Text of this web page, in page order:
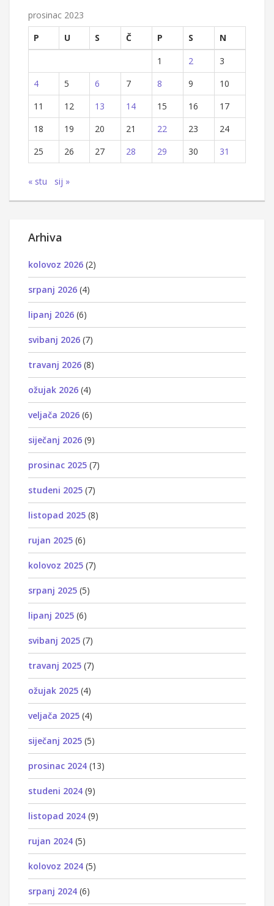
prosinac 2023
P
U S Č P S
N
1
2
3
4
5 6 7 8 9
10
11
12 13 14 15 16
17
18
19 20 21 22 23
24
25
26 27 28 29 30 31
« stu sij »
Arhiva
kolovoz 2026 (2)
srpanj 2026 (4)
lipanj 2026 (6)
svibanj 2026 (7)
travanj 2026 (8)
ožujak 2026 (4)
veljača 2026 (6)
siječanj 2026 (9)
prosinac 2025 (7)
studeni 2025 (7)
listopad 2025 (8)
rujan 2025 (6)
kolovoz 2025 (7)
srpanj 2025 (5)
lipanj 2025 (6)
svibanj 2025 (7)
travanj 2025 (7)
ožujak 2025 (4)
veljača 2025 (4)
siječanj 2025 (5)
prosinac 2024 (13)
studeni 2024 (9)
listopad 2024 (9)
rujan 2024 (5)
kolovoz 2024 (5)
srpanj 2024 (6)